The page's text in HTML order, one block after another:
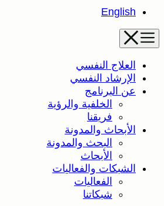
English
العلاج النفسي
الإرشاد النفسي
عن البرنامج
الخلفية والرؤية
فريقنا
الأبحاث والمدونة
البحث والمدونة
الأبحاث
الشبكات والفعاليات
الفعاليات
شبكاتنا